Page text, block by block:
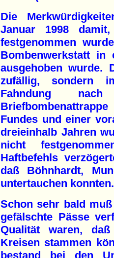
Die
Januar 1998
festgenommen
Bombenwerkstatt in
ausgehoben wurde.
zufällig, sondern
Fahndung
Fundes und einer
dreieinhalb Jahren
nicht
Haftbefehls
daß Böhnhardt,
untertauchen konnten.
Schon sehr bald
gefälschte Pässe
Qualität waren,
Kreisen stammen
bestand bei den